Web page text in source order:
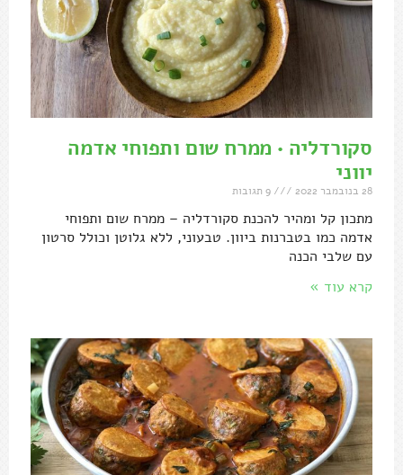
סקורדליה • ממרח שום ותפוחי אדמה
יווני
28 בנובמבר 2022
מתכון קל ומהיר להכנת סקורדליה – ממרח שום ותפוחי
אדמה כמו בטברנות ביוון. טבעוני, ללא גלוטן וכולל סרטון
עם שלבי הכנה
קרא עוד »